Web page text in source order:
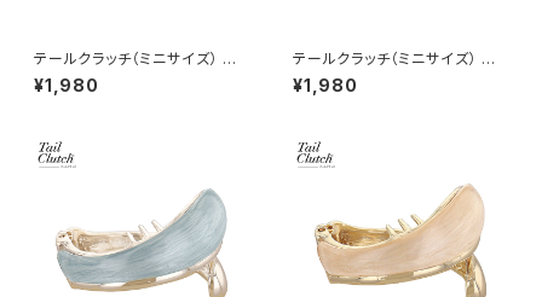
テールクラッチ（ミニサイズ） パ
ール×メタルリボン HTC0110-
PG（ピンクゴールド）
¥1,980
テールクラッチ（ミニサイズ） リ
ボン HTC0109-A
¥1,980